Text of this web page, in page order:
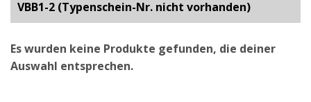
VBB1-2 (Typenschein-Nr. nicht vorhanden)
Es wurden keine Produkte gefunden, die deiner
Auswahl entsprechen.